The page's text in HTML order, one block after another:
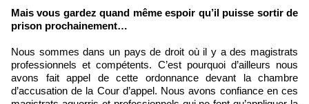
Mais vous gardez quand même espoir qu’il puisse sortir de
prison prochainement…
Nous sommes dans un pays de droit où il y a des magistrats
professionnels et compétents. C’est pourquoi d’ailleurs nous
avons fait appel de cette ordonnance devant la chambre
d’accusation de la Cour d’appel. Nous avons confiance en ces